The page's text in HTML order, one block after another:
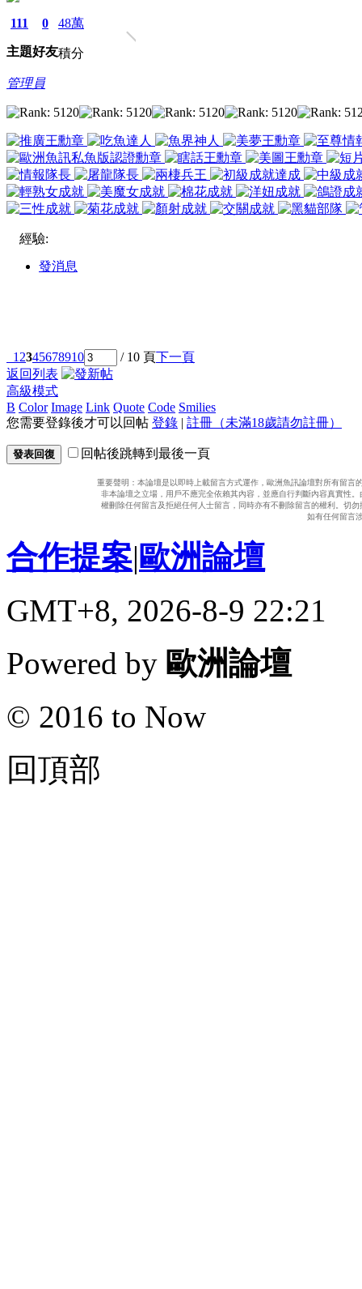
111
主題
0
好友
48萬
積分
管理員
經驗:
發消息
1 2345678910 / 10 頁下一頁
返回列表
高級模式
B Color Image Link Quote Code Smilies
您需要登錄後才可以回帖 登錄 | 註冊（未滿18歲請勿註冊）
發表回復 回帖後跳轉到最後一頁
重要聲明：本論壇是以即時上載留言方式運作，歐洲魚訊論壇對所有留
非本論壇之立場，用戶不應完全依賴其內容，並應自行判斷內容真實性
權刪除任何留言及拒絕任何人士留言，同時亦有不刪除留言的權利。切
如有任何留言
合作提案|歐洲論壇
GMT+8, 2026-8-9 22:21
Powered by 歐洲論壇
© 2016 to Now
回頂部